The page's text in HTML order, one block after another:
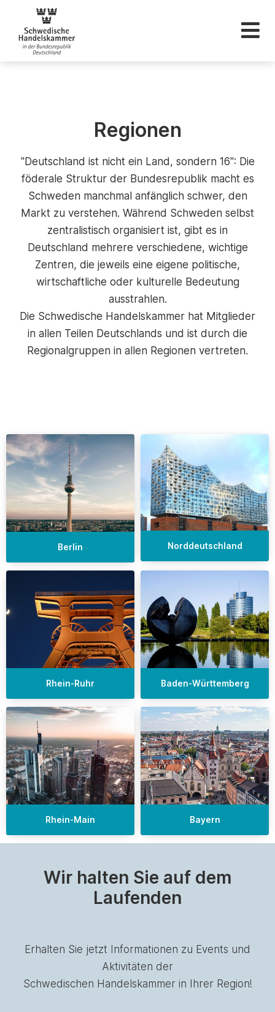
Schwedische
Regionen
"Deutschland ist nicht ein Land, sondern 16": Die
föderale Struktur der Bundesrepublik macht es
Schweden manchmal anfänglich schwer, den
Markt zu verstehen. Während Schweden selbst
zentralistisch organisiert ist, gibt es in
Deutschland mehrere verschiedene, wichtige
Zentren, die jeweils eine eigene politische,
wirtschaftliche oder kulturelle Bedeutung
ausstrahlen.
Die Schwedische Handelskammer hat Mitglieder
in allen Teilen Deutschlands und ist durch die
Regionalgruppen in allen Regionen vertreten.
Berlin Norddeutschland
Rhein-Ruhr Baden-Württemberg
Rhein-Main Bayern
Wir halten Sie auf dem
Laufenden
Erhalten Sie jetzt Informationen zu Events und
Aktivitäten der
Schwedischen Handelskammer in Ihrer Region!